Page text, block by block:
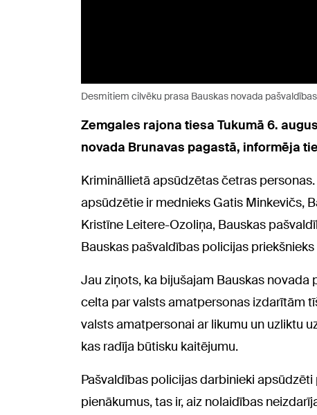
Desmitiem cilvēku prasa Bauskas novada
Zemgales rajona tiesa Tukumā 6.
novada Brunavas pagastā, informēja
Krimināllietā apsūdzētas četras
apsūdzētie ir mednieks Gatis Minkevičs,
Kristīne Leitere-Ozoliņa, Bauskas
Bauskas pašvaldības policijas priekšnieks
Jau ziņots, ka bijušajam Bauskas
celta par valsts amatpersonas izdarītām
valsts amatpersonai ar likumu un uzliktu
kas radīja būtisku kaitējumu.
Pašvaldības policijas darbinieki
pienākumus, tas ir, aiz nolaidības